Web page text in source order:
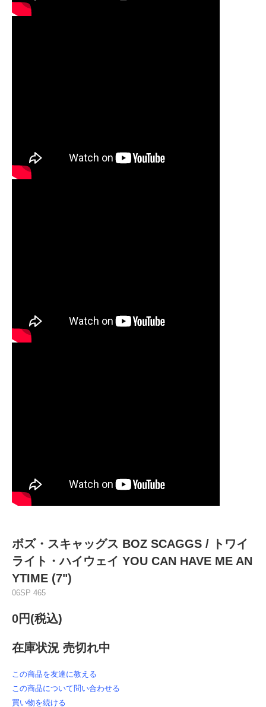
ボズ・スキャッグス BOZ SCAGGS ‎/ トワイ
ライト・ハイウェイ YOU CAN HAVE ME AN
YTIME (7")
06SP 465
0円(税込)
在庫状況 売切れ中
この商品を友達に教える
この商品について問い合わせる
買い物を続ける